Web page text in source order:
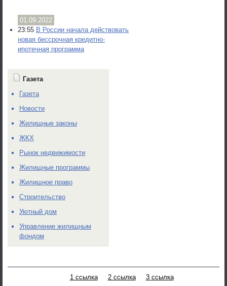
01.09.2022
23:55 В России начала действовать
новая бессрочная кредитно-
ипотечная программа
Газета
Газета
Новости
Жилищные законы
ЖКХ
Рынок недвижимости
Жилищные программы
Жилищное право
Строительство
Уютный дом
Управление жилищным
фондом
1 ссылка 2 ссылка 3 ссылка